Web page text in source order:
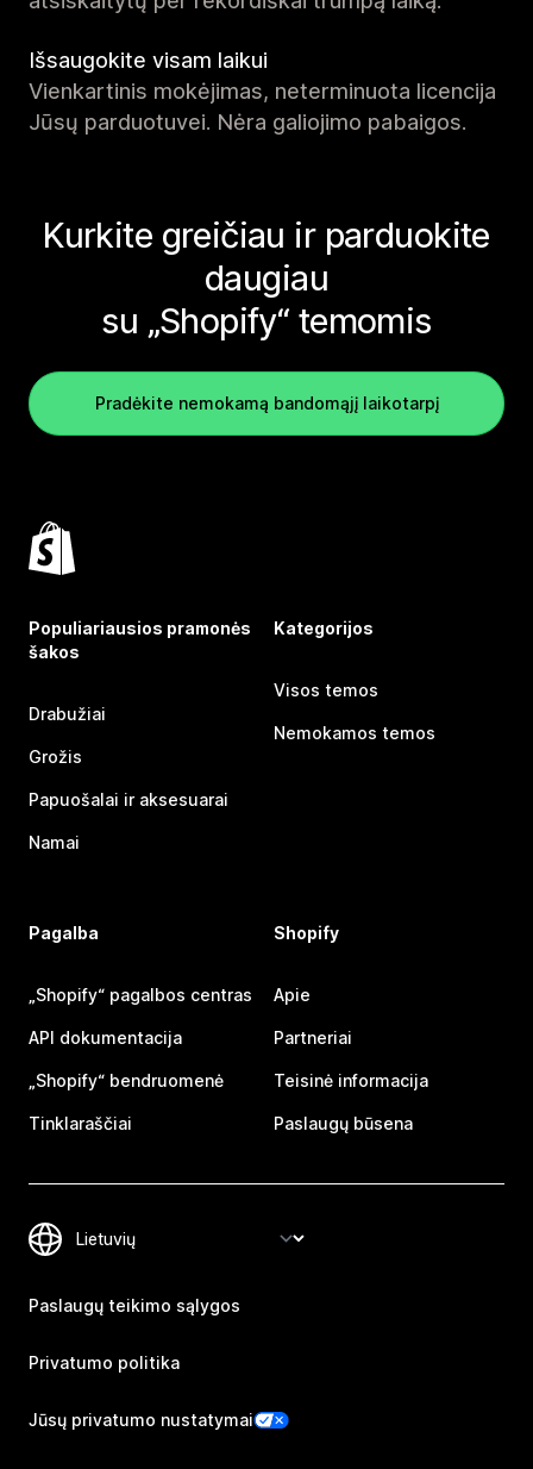
Išsaugokite visam laikui
Vienkartinis mokėjimas, neterminuota licencija
Jūsų parduotuvei. Nėra galiojimo pabaigos.
Kurkite greičiau ir parduokite
daugiau
su „Shopify“ temomis
Pradėkite nemokamą bandomąjį laikotarpį
Populiariausios pramonės
šakos
Drabužiai
Grožis
Papuošalai ir aksesuarai
Namai
Kategorijos
Visos temos
Nemokamos temos
Pagalba
„Shopify“ pagalbos centras
API dokumentacija
„Shopify“ bendruomenė
Tinklaraščiai
Shopify
Apie
Partneriai
Teisinė informacija
Paslaugų būsena
Paslaugų teikimo sąlygos
Privatumo politika
Jūsų privatumo nustatymai